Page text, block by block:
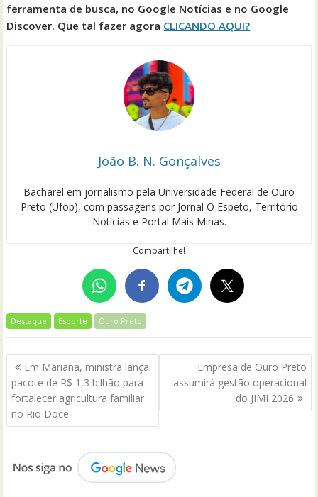
ferramenta de busca, no Google Notícias e no Google
Discover. Que tal fazer agora CLICANDO AQUI?
João B. N. Gonçalves
Bacharel em jornalismo pela Universidade Federal de Ouro
Preto (Ufop), com passagens por Jornal O Espeto, Território
Notícias e Portal Mais Minas.
Compartilhe!
Destaque Esporte Ouro Preto
Navegação
de
Post
Em Mariana, ministra lança
pacote de R$ 1,3 bilhão para
fortalecer agricultura familiar
no Rio Doce
Empresa de Ouro Preto
assumirá gestão operacional
do JIMI 2026